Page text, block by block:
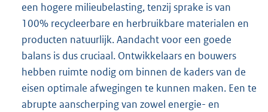
een hogere milieubelasting, tenzij sprake is van
100% recycleerbare en herbruikbare materialen en
producten natuurlijk. Aandacht voor een goede
balans is dus cruciaal. Ontwikkelaars en bouwers
hebben ruimte nodig om binnen de kaders van de
eisen optimale afwegingen te kunnen maken. Een te
abrupte aanscherping van zowel energie- en